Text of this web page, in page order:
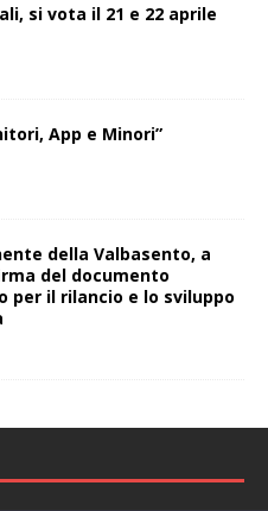
si vota il 21 e 22 aprile
App e Minori”
della Valbasento, a
del documento
per il rilancio e lo sviluppo